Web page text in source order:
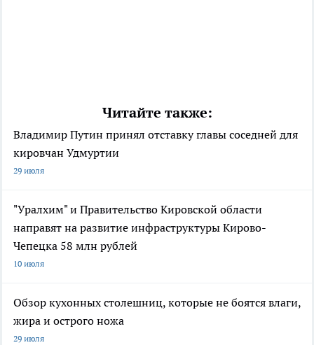
Читайте также:
Владимир Путин принял отставку главы соседней для
кировчан Удмуртии
29 июля
"Уралхим" и Правительство Кировской области
направят на развитие инфраструктуры Кирово-
Чепецка 58 млн рублей
10 июля
Обзор кухонных столешниц, которые не боятся влаги,
жира и острого ножа
29 июля